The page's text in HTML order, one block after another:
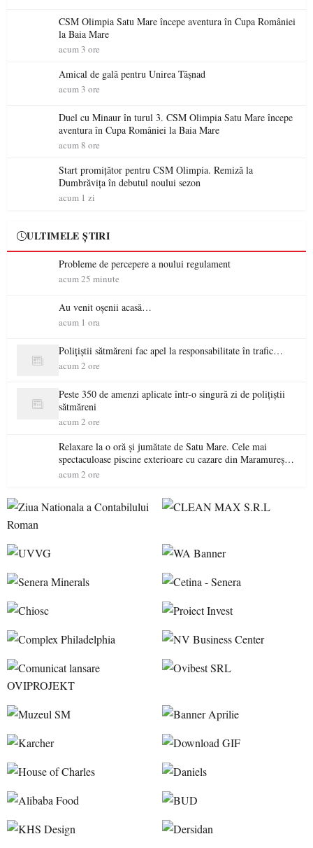
CSM Olimpia Satu Mare începe aventura în Cupa României
la Baia Mare
acum 3 ore
Amical de gală pentru Unirea Tășnad
acum 3 ore
Duel cu Minaur în turul 3. CSM Olimpia Satu Mare începe
aventura în Cupa României la Baia Mare
acum 8 ore
Start promițător pentru CSM Olimpia. Remiză la
Dumbrăvița în debutul noului sezon
acum 1 zi
ULTIMELE ȘTIRI
Probleme de percepere a noului regulament
acum 25 minute
Au venit oșenii acasă…
acum 1 ora
Polițiștii sătmăreni fac apel la responsabilitate în trafic…
acum 2 ore
Peste 350 de amenzi aplicate într-o singură zi de polițiștii
sătmăreni
acum 2 ore
Relaxare la o oră și jumătate de Satu Mare. Cele mai
spectaculoase piscine exterioare cu cazare din Maramureș,
ideale pentru o escapadă de vară
acum 2 ore